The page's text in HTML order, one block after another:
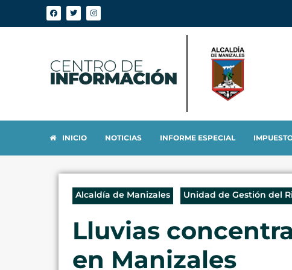
INICIO NOTICIAS INFORME ESPECIAL
Alcaldía de Manizales Unidad de Gestión del
Lluvias
en Manizales